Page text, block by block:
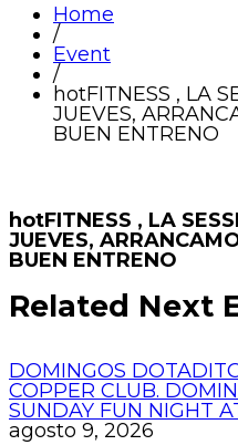
Home
/
Event
/
hotFITNESS , LA
JUEVES,
BUEN ENTRENO
hotFITNESS , LA
JUEVES,
BUEN ENTRENO
Related Next
DOMINGOS
COPPER CLUB.
SUNDAY FUN NIGHT
agosto 9, 2026